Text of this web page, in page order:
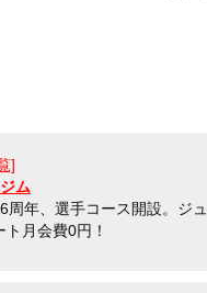
]
ム
周年、選手コース開設。ジュ
月会費0円！